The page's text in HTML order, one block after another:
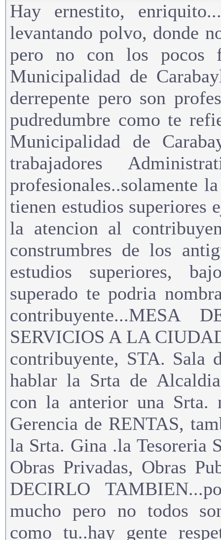
Hay ernestito,
levantando polvo, donde
pero no con los pocos
Municipalidad de
derrepente pero son
pudredumbre como te
Municipalidad de
trabajadores
profesionales..solamente
tienen estudios superiores
la atencion al
construmbres de los
estudios superiores,
superado te podria
contribuyente...MESA
SERVICIOS A LA
contribuyente, STA. Sala
hablar la Srta de
con la anterior una Srta.
Gerencia de RENTAS,
la Srta. Gina .la Tesoreria
Obras Privadas, Obras
DECIRLO
mucho pero no todos
como tu..hay gente